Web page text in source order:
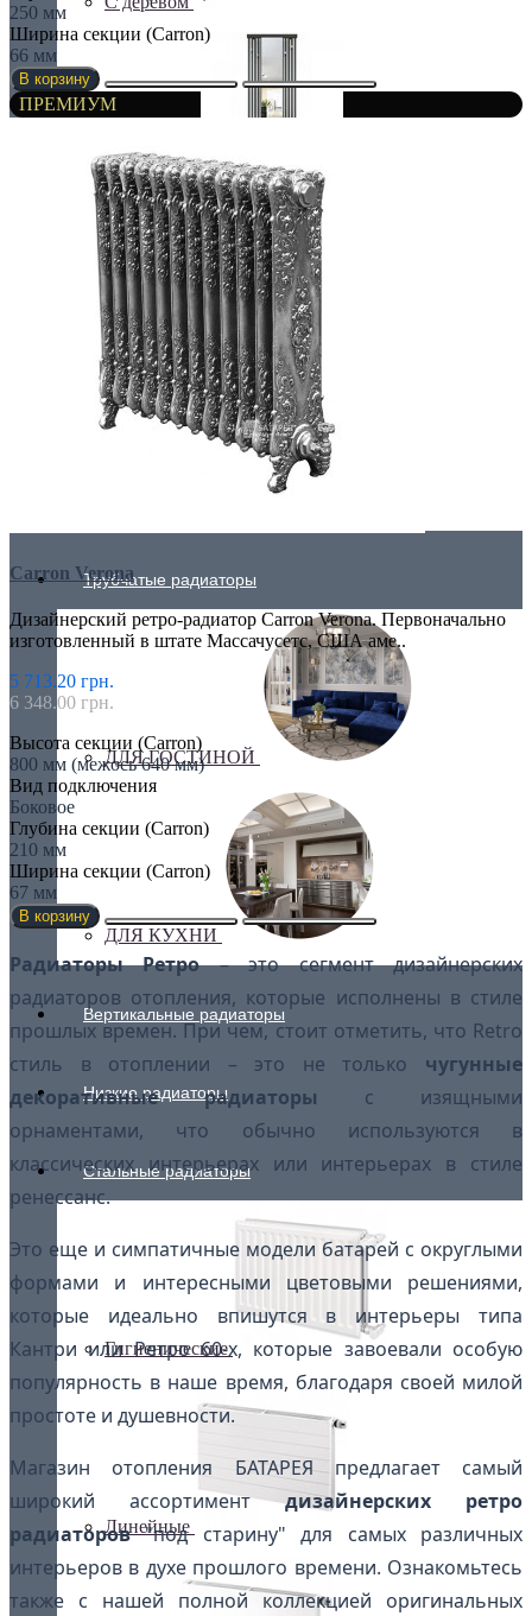
С зеркалом
Теплая скамья
Трубчатые радиаторы
ДЛЯ ГОСТИНОЙ
ДЛЯ КУХНИ
Вертикальные радиаторы
Низкие радиаторы
Стальные радиаторы
Гигиенические
Линейные
250 мм
Ширина секции (Carron)
66 мм
В корзину
ПРЕМИУМ
Carron Verona
Дизайнерский ретро-радиатор Carron Verona. Первоначально
изготовленный в штате Массачусетс, США аме..
5 713.20 грн.
6 348.00 грн.
Высота секции (Carron)
800 мм (межось 640 мм)
Вид подключения
Боковое
Глубина секции (Carron)
210 мм
Ширина секции (Carron)
67 мм
В корзину
Радиаторы Ретро– это сегмент дизайнерских
радиаторов отопления, которые исполнены в стиле
прошлых времен. При чем, стоит отметить, что Retro
стиль в отоплении – это не только чугунные
декоративные радиаторы с изящными
орнаментами, что обычно используются в
классических интерьерах или интерьерах в стиле
ренессанс.
Это еще и симпатичные модели батарей с округлыми
формами и интересными цветовыми решениями,
которые идеально впишутся в интерьеры типа
Кантри или Ретро 60-х, которые завоевали особую
популярность в наше время, благодаря своей милой
простоте и душевности.
Магазин отопления БАТАРЕЯ предлагает самый
широкий ассортиментдизайнерских ретро
радиаторов"под старину" для самых различных
интерьеров в духе прошлого времени. Ознакомьтесь
также с нашей полной коллекцией оригинальных